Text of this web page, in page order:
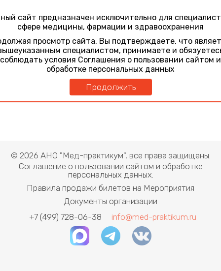
Актуальные вопросы нейроофтальмологии.
Поражение зрительного нерва: взгляд
офтальмолога, невролога, вирусолога/
инфекциониста, нейрохирурга
28 января 2022
Доклиническая диагностика оптической нейропатии у
детей с ретинобластомой после химиотерапии: роль
оптической когерентной томографии.
© 2026 АНО "Мед-практикум", все права защищены.
Соглашение о пользовании сайтом и обработке
персональных данных.
Правила продажи билетов на Мероприятия
Документы организации
+7 (499) 728-06-38
info@med-praktikum.ru
сайт предназначен исключительно для
сфере медицины, фармации и здравоохранения
просмотр сайта, Вы подтверждаете, что
специалистом, принимаете и
соблюдать условия Соглашения о пользовании сайтом и
обработке персональных данных
Продолжить